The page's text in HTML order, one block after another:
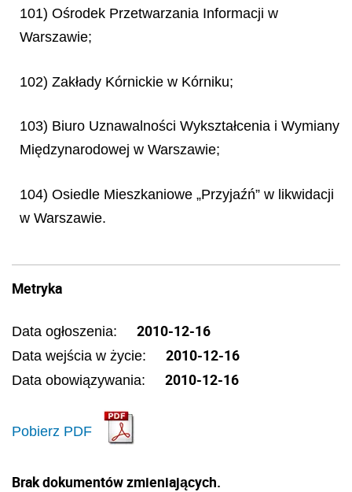
101) Ośrodek Przetwarzania Informacji w
Warszawie;
102) Zakłady Kórnickie w Kórniku;
103) Biuro Uznawalności Wykształcenia i Wymiany
Międzynarodowej w Warszawie;
104) Osiedle Mieszkaniowe „Przyjaźń” w likwidacji
w Warszawie.
Metryka
Data ogłoszenia: 2010-12-16
Data wejścia w życie: 2010-12-16
Data obowiązywania: 2010-12-16
Pobierz PDF
Brak dokumentów zmieniających.